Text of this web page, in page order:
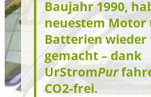
Baujahr 1990,
neuestem Motor
Batterien
gemacht – dank
UrStromPur
CO2-frei.